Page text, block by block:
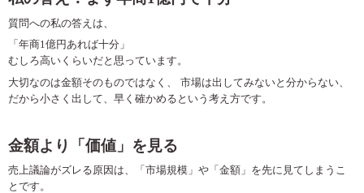
質問への私の答えは、
「年商1億円あれば十分」
むしろ高いくらいだと思っています。
大切なのは金額そのものではなく、
市場は出してみないと分からない、
だから小さく出して、早く確かめるという考え方です。
金額より「価値」を見る
売上議論がズレる原因は、「市場規模」や「金額」を先に見てしまうこ
とです。